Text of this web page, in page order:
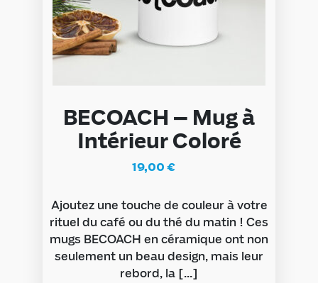
BECOACH – Mug à
Intérieur Coloré
19,00€
Ajoutez une touche de couleur à votre
rituel du café ou du thé du matin ! Ces
mugs BECOACH en céramique ont non
seulement un beau design, mais leur
rebord, la […]